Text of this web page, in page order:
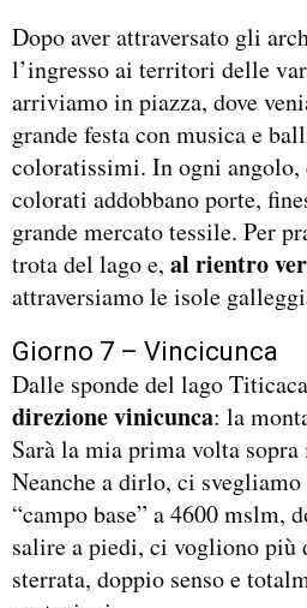
Dopo aver attraversato gli
l’ingresso ai territori delle
arriviamo in piazza, dove
grande festa con musica e
coloratissimi. In ogni
colorati addobbano porte,
grande mercato tessile. Per
trota del lago e, al rientro
attraversiamo le isole
Giorno 7 – Vincicunca
Dalle sponde del lago
direzione vinicunca: la
Sarà la mia prima volta
Neanche a dirlo, ci
“campo base” a 4600 mslm,
salire a piedi, ci vogliono più
sterrata, doppio senso e